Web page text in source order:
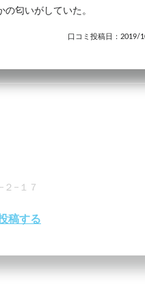
匂いがしていた。
口コミ投稿日：2019/
−１７
稿する